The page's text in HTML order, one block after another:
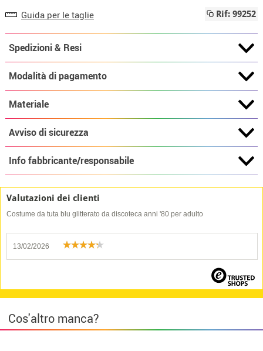
Guida per le taglie Rif: 99252
Spedizioni & Resi
Modalità di pagamento
Materiale
Avviso di sicurezza
Info fabbricante/responsabile
Valutazioni dei clienti
Costume da tuta blu glitterato da discoteca anni '80 per adulto
13/02/2026
Cos'altro manca?